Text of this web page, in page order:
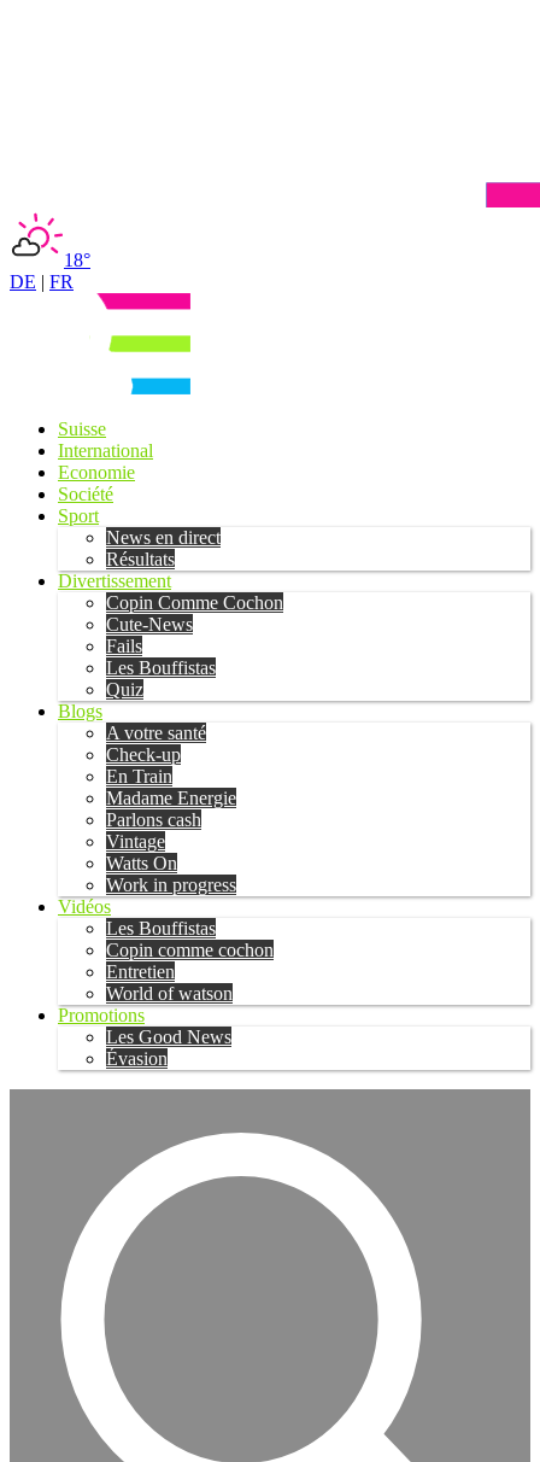
18°
DE | FR
Suisse
International
Economie
Société
Sport
News en direct
Résultats
Divertissement
Copin Comme Cochon
Cute-News
Fails
Les Bouffistas
Quiz
Blogs
A votre santé
Check-up
En Train
Madame Energie
Parlons cash
Vintage
Watts On
Work in progress
Vidéos
Les Bouffistas
Copin comme cochon
Entretien
World of watson
Promotions
Les Good News
Évasion